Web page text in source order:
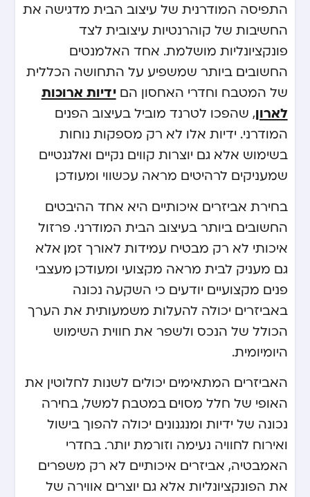
התפיסה המודרנית של עיצוב הבית מדגישה את
החשיבות של קוהרנטיות עיצובית לצד
פונקציונליות מושלמת. אחד האלמנטים
החשובים ביותר שמשפיע על התחושה הכללית
של המטבח וחדרי האחסון הםידיות ארוכות
לארון, שהפכו לטרנד מוביל בעיצוב הפנים
המודרני. ידיות אלו לא רק מספקות נוחות
בשימוש אלא גם יוצרות קווים נקיים ואלגנטיים
שמעניקים לרהיטים מראה עכשווי ומעודכן.
בחירת אביזרים איכותיים היא אחד ההיבטים
החשובים ביותר בעיצוב הבית המודרני. פרזול
איכותי לא רק מבטיח עמידות לאורך זמן, אלא
גם מעניק לבית מראה מקצועי ומעודכן. מעצבי
פנים מקצועיים יודעים כי השקעה נכונה
באביזרים יכולה להעלות משמעותית את הערך
הכולל של הנכס ולשפר את חווית השימוש
היומיומית.
האביזרים המתאימים יכולים לשנות לחלוטין את
האופי של חלל מסוים. במטבח, למשל, בחירה
נכונה של ידיות ומנגנונים יכולה להפוך בישול
ואירוח לחוויה נעימה וזורמת יותר. בחדרי
האמבטיה, אביזרים איכותיים לא רק משפרים
את הפונקציונליות אלא גם יוצרים אווירה של